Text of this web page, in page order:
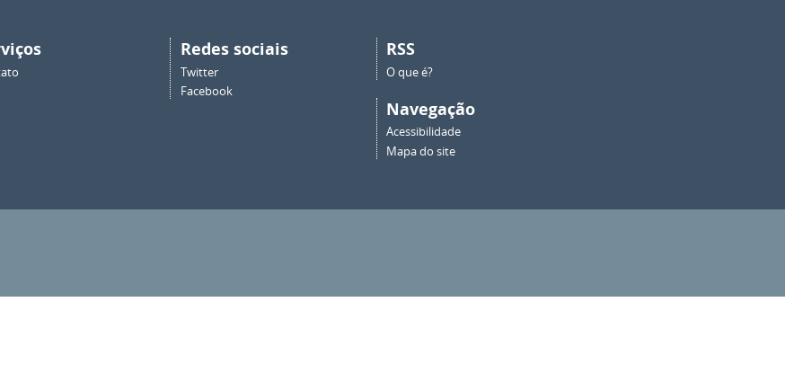
Redes sociais
Twitter
Facebook
RSS
O que é?
Navegação
Acessibilidade
Mapa do site